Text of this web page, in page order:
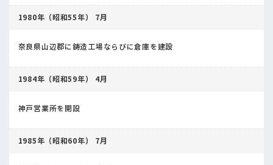
1980年（昭和55年） 7月
奈良県山辺郡に鋳造工場ならびに倉庫を建設
1984年（昭和59年） 4月
神戸営業所を開設
1985年（昭和60年） 7月